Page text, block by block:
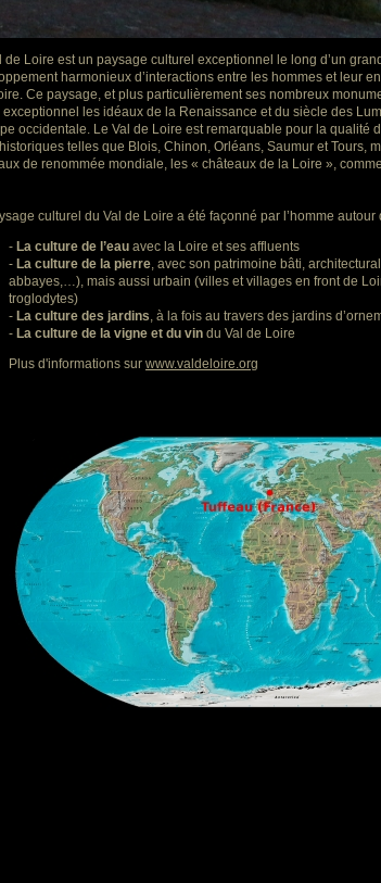
de Loire est un paysage culturel exceptionnel le long d’un
harmonieux d’interactions entre les hommes et leur
Ce paysage, et plus particulièrement ses nombreux
exceptionnel les idéaux de la Renaissance et du siècle des
occidentale. Le Val de Loire est remarquable pour la qualité
telles que Blois, Chinon, Orléans, Saumur et Tours,
de renommée mondiale, les « châteaux de la Loire »,
culturel du Val de Loire a été façonné par l’homme
- La culture de l’eau avec la Loire et ses affluents
- La culture de la pierre, avec son patrimoine bâti,
abbayes,…), mais aussi urbain (villes et villages en front de
troglodytes)
- La culture des jardins, à la fois au travers des jardins
- La culture de la vigne et du vin du Val de Loire
Plus d'informations sur www.valdeloire.org